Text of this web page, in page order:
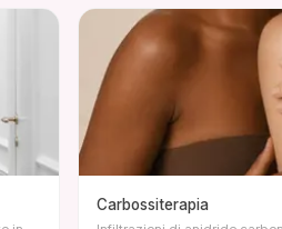
Carbossiterapia